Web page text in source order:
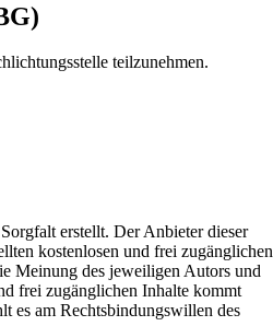
teilzunehmen.
erstellt. Der Anbieter dieser
kostenlosen und frei zugänglichen
Meinung des jeweiligen Autors und
frei zugänglichen Inhalte kommt
es am Rechtsbindungswillen des